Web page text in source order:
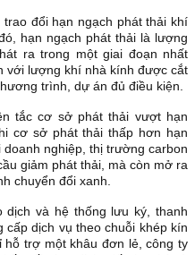
đổi hạn ngạch phát thải khí
hạn ngạch phát thải là lượng
ra trong một giai đoạn nhất
với lượng khí nhà kính được cắt
trình, dự án đủ điều kiện.
tắc cơ sở phát thải vượt hạn
cơ sở phát thải thấp hơn hạn
nghiệp, thị trường carbon
giảm phát thải, mà còn mở ra
chuyển đổi xanh.
và hệ thống lưu ký, thanh
cấp dịch vụ theo chuỗi khép kín
hỗ trợ một khâu đơn lẻ, công ty